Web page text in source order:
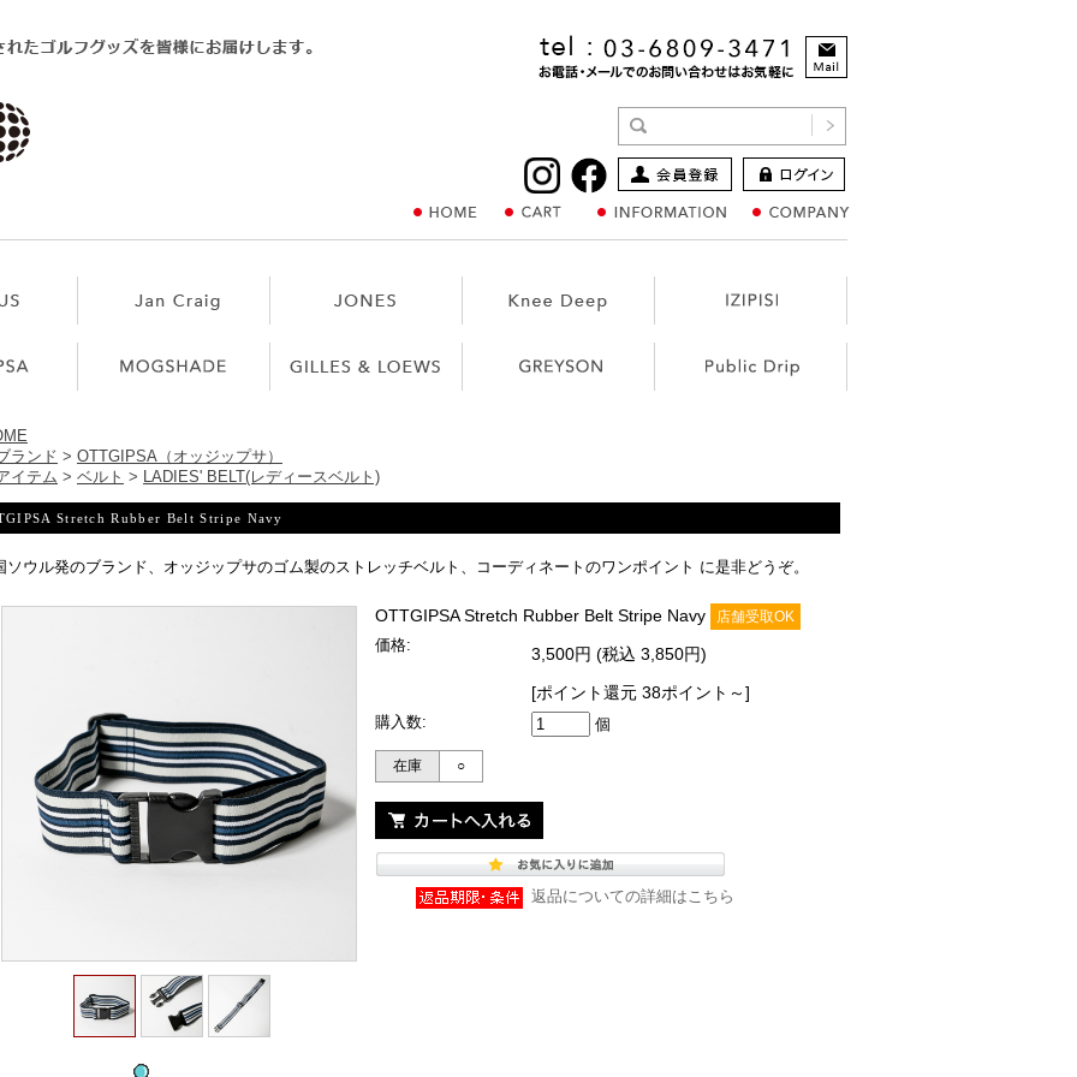
ランド > OTTGIPSA（オッジップサ）
イテム > ベルト > LADIES' BELT(レディースベルト)
Stretch Rubber Belt Stripe Navy
ソウル発のブランド、オッジップサのゴム製のストレッチベルト、コーディネートのワンポイント に是非どうぞ。
OTTGIPSA Stretch Rubber Belt Stripe Navy 店舗受取OK
価格:
3,500円 (税込 3,850円)
[ポイント還元 38ポイント～]
購入数: 個
在庫 ○
返品についての詳細はこちら